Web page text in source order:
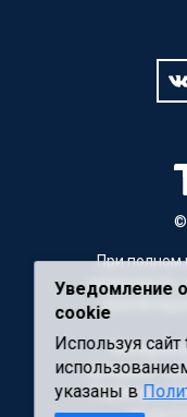
©
При полном
материалов,
материал"
Редакция
Уведомление
cookie
Используя
указаны в